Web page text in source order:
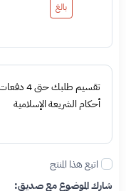
بالغ
تقسيم طلبك حتى 4 دفعات
أحكام الشريعة الإسلامية
اتبع هذا المنتج
شارك الموضوع مع صديق: